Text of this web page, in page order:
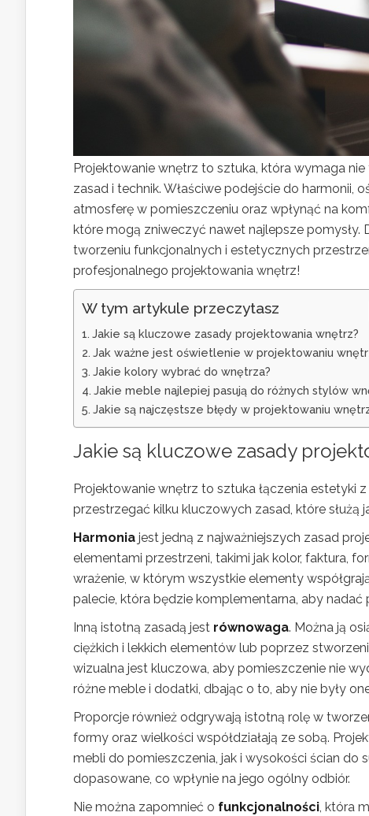
Projektowanie wnętrz to sztuka, która wymaga
zasad i technik. Właściwe podejście do harmonii,
atmosferę w pomieszczeniu oraz wpłynąć na
które mogą zniweczyć nawet najlepsze
tworzeniu funkcjonalnych i estetycznych
profesjonalnego projektowania wnętrz!
W tym artykule przeczytasz
Jakie są kluczowe zasady projektowania wnętrz?
Jak ważne jest oświetlenie w projektowaniu
Jakie kolory wybrać do wnętrza?
Jakie meble najlepiej pasują do różnych stylów
Jakie są najczęstsze błędy w projektowaniu
Jakie są kluczowe zasady
Projektowanie wnętrz to sztuka łączenia estetyki
przestrzegać kilku kluczowych zasad, które służą
Harmonia jest jedną z najważniejszych zasad
elementami przestrzeni, takimi jak kolor, faktura,
wrażenie, w którym wszystkie elementy
palecie, która będzie komplementarna, aby nadać
Inną istotną zasadą jest równowaga. Można ją
ciężkich i lekkich elementów lub poprzez
wizualna jest kluczowa, aby pomieszczenie nie
różne meble i dodatki, dbając o to, aby nie były
Proporcje również odgrywają istotną rolę w
formy oraz wielkości współdziałają ze sobą.
mebli do pomieszczenia, jak i wysokości ścian do
dopasowane, co wpłynie na jego ogólny odbiór.
Nie można zapomnieć o funkcjonalności, która